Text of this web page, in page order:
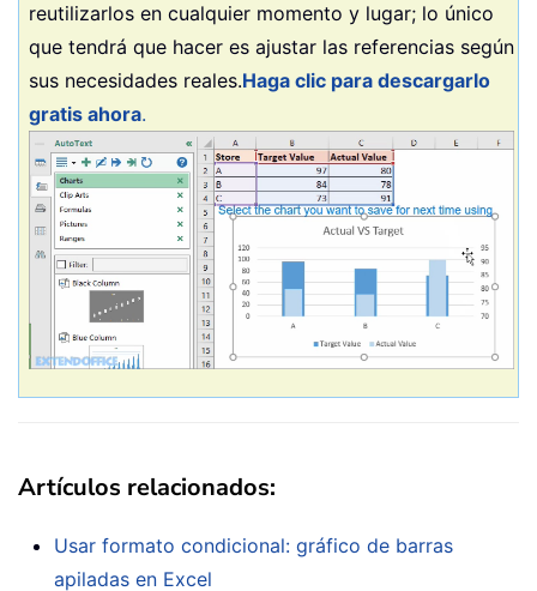
reutilizarlos en cualquier momento y lugar; lo único
que tendrá que hacer es ajustar las referencias según
sus necesidades reales.Haga clic para descargarlo
gratis ahora.
Artículos relacionados:
Usar formato condicional: gráfico de barras
apiladas en Excel